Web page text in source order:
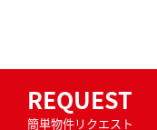
REQUEST
簡単物件リクエスト